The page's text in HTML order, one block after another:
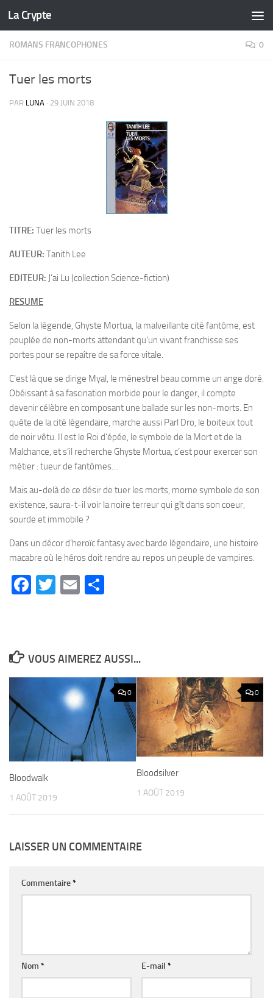
Skip to content
La Crypte
ROMANS FRANCOPHONES 0
Tuer les morts
PAR LUNA · 29 JUIN 2018
TITRE: Tuer les morts
AUTEUR: Tanith Lee
EDITEUR: J’ai Lu (collection Science-fiction)
RESUME
Selon la légende, Ghyste Mortua, la malveillante cité fantôme, est
peuplée de non-morts attendant qu’un vivant franchisse ses
portes pour se repaître de sa force vitale.
C’est là que se dirige Myal, le ménestrel beau comme un ange doré.
Obéissant à sa fascination morbide pour le danger, il compte
devenir célèbre en composant une ballade sur les non-morts. En
quête de la cité légendaire, marche aussi Parl Dro, le boiteux tout
de noir vêtu. Il est le Roi d’épée, le symbole de la Mort et de la
Malchance, et s’il recherche Ghyste Mortua, c’est pour exercer son
métier : tueur de fantômes…
Mais au-delà de ce désir de tuer les morts, morne symbole de son
existence, saura-t-il voir la noire terreur qui gît dans son coeur,
sourde et immobile ?
Dans un décor d’heroïc fantasy avec barde légendaire, une histoire
macabre où le héros doit rendre au repos un peuple de vampires.
Facebook
Twitter
Email
VOUS AIMEREZ AUSSI...
0
Bloodwalk
1 AOÛT 2019
0
Bloodsilver
1 AOÛT 2019
LAISSER UN COMMENTAIRE
Commentaire*
Nom * E-mail *